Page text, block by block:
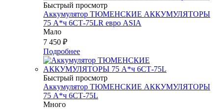
Быстрый просмотр
Аккумулятор ТЮМЕНСКИЕ АККУМУЛЯТОРЫ
75 А*ч 6СТ-75LR евро ASIA
Мало
7 450 ₽
Подробнее
Быстрый просмотр
Аккумулятор ТЮМЕНСКИЕ АККУМУЛЯТОРЫ
75 А*ч 6СТ-75L
Много